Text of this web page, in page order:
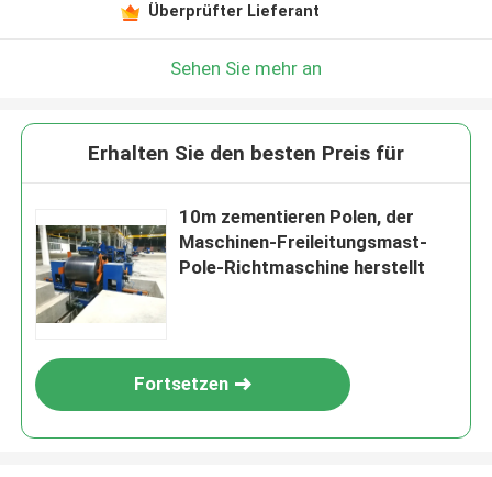
Überprüfter Lieferant
Sehen Sie mehr an
Erhalten Sie den besten Preis für
10m zementieren Polen, der
Maschinen-Freileitungsmast-
Pole-Richtmaschine herstellt
Fortsetzen